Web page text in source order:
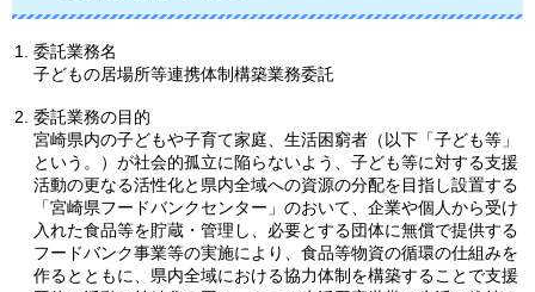
委託業務名
子どもの居場所等連携体制構築業務委託
委託業務の目的
宮崎県内の子どもや子育て家庭、生活困窮者（以下「子ども等」
という。）が社会的孤立に陥らないよう、子ども等に対する支援
活動の更なる活性化と県内全域への資源の分配を目指し設置する
「宮崎県フードバンクセンター」のおいて、企業や個人から受け
入れた食品等を貯蔵・管理し、必要とする団体に無償で提供する
フードバンク事業等の実施により、食品等物資の循環の仕組みを
作るとともに、県内全域における協力体制を構築することで支援